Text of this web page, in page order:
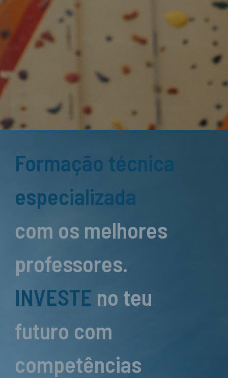
Formação técnica
especializada
com os melhores
professores.
INVESTE no teu
futuro com
competências